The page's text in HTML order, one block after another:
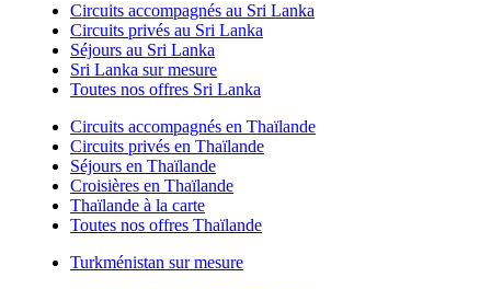
Circuits accompagnés au Sri Lanka
Circuits privés au Sri Lanka
Séjours au Sri Lanka
Sri Lanka sur mesure
Toutes nos offres Sri Lanka
Circuits accompagnés en Thaïlande
Circuits privés en Thaïlande
Séjours en Thaïlande
Croisières en Thaïlande
Thaïlande à la carte
Toutes nos offres Thaïlande
Turkménistan sur mesure